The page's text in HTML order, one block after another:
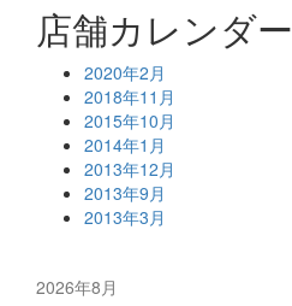
店舗カレンダー
2020年2月
2018年11月
2015年10月
2014年1月
2013年12月
2013年9月
2013年3月
2026年8月